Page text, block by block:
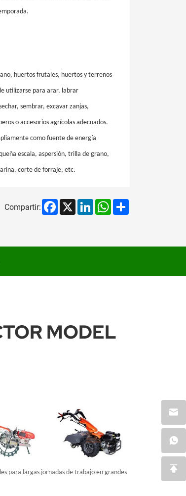
huertos frutales, huertos y terrenos
utilizarse para arar, labrar
sembrar, excavar zanjas,
o accesorios agrícolas adecuados.
como fuente de energía
escala, aspersión, trilla de grano,
corte de forraje, etc.
Compartir: Facebook
X LinkedInWhatsApp
Share
MODEL
para largas jornadas de trabajo en grandes